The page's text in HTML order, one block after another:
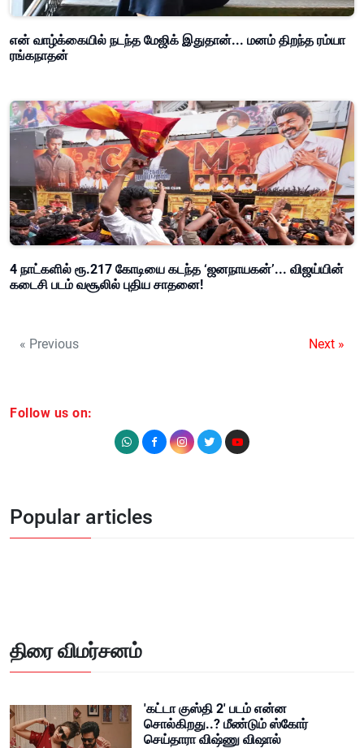
என் வாழ்க்கையில் நடந்த மேஜிக் இதுதான்... மனம் திறந்த ரம்யா
ரங்கநாதன்
4 நாட்களில் ரூ.217 கோடியை கடந்த ‘ஜனநாயகன்’... விஜய்யின்
கடைசி படம் வசூலில் புதிய சாதனை!
« Previous Next »
Follow us on:
Popular articles
திரை விமர்சனம்
'கட்டா குஸ்தி 2' படம் என்ன
சொல்கிறது..? மீண்டும் ஸ்கோர்
செய்தாரா விஷ்ணு விஷால்